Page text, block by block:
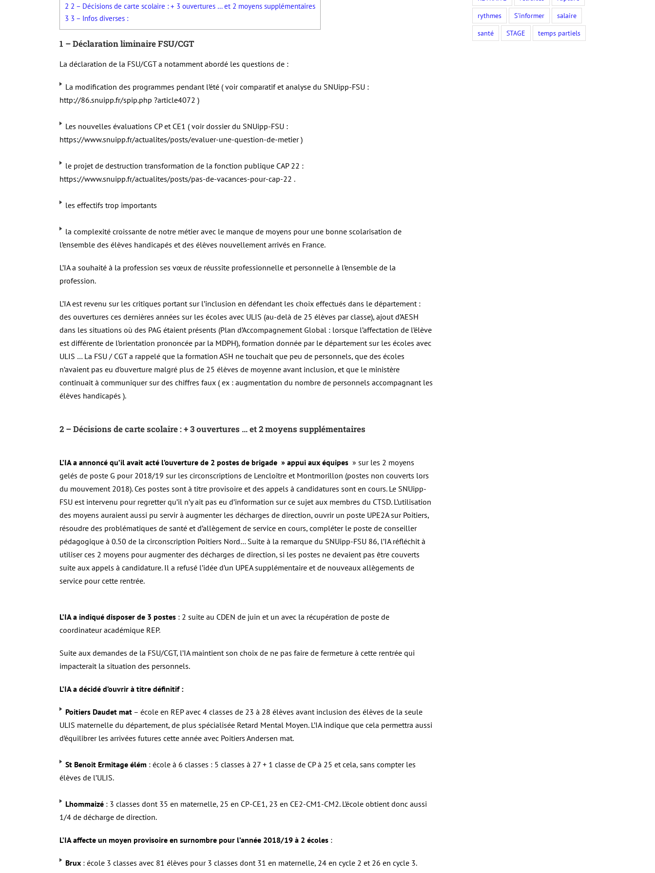
2 2 – Décisions de carte scolaire : + 3 ouvertures … et 2 moyens supplémentaires
3 3 – Infos diverses :
1 – Déclaration liminaire FSU/CGT
La déclaration de la FSU/CGT a notamment abordé les questions de :
La modification des programmes pendant l’été ( voir comparatif et analyse du SNUipp-FSU :
http://86.snuipp.fr/spip.php ?article4072 )
Les nouvelles évaluations CP et CE1 ( voir dossier du SNUipp-FSU :
https://www.snuipp.fr/actualites/posts/evaluer-une-question-de-metier )
le projet de destruction transformation de la fonction publique CAP 22 :
https://www.snuipp.fr/actualites/posts/pas-de-vacances-pour-cap-22 .
les effectifs trop importants
la complexité croissante de notre métier avec le manque de moyens pour une bonne scolarisation de
l’ensemble des élèves handicapés et des élèves nouvellement arrivés en France.
L’IA a souhaité à la profession ses vœux de réussite professionnelle et personnelle à l’ensemble de la
profession.
L’IA est revenu sur les critiques portant sur l’inclusion en défendant les choix effectués dans le département :
des ouvertures ces dernières années sur les écoles avec ULIS (au-delà de 25 élèves par classe), ajout d’AESH
dans les situations où des PAG étaient présents (Plan d’Accompagnement Global : lorsque l’affectation de l’élève
est différente de l’orientation prononcée par la MDPH), formation donnée par le département sur les écoles avec
ULIS … La FSU / CGT a rappelé que la formation ASH ne touchait que peu de personnels, que des écoles
n’avaient pas eu d’ouverture malgré plus de 25 élèves de moyenne avant inclusion, et que le ministère
continuait à communiquer sur des chiffres faux ( ex : augmentation du nombre de personnels accompagnant les
élèves handicapés ).
2 – Décisions de carte scolaire : + 3 ouvertures … et 2 moyens supplémentaires
L’IA a annoncé qu’il avait acté l’ouverture de 2 postes de brigade » appui aux équipes » sur les 2 moyens
gelés de poste G pour 2018/19 sur les circonscriptions de Lencloître et Montmorillon (postes non couverts lors
du mouvement 2018). Ces postes sont à titre provisoire et des appels à candidatures sont en cours. Le SNUipp-
FSU est intervenu pour regretter qu’il n’y ait pas eu d’information sur ce sujet aux membres du CTSD. L’utilisation
des moyens auraient aussi pu servir à augmenter les décharges de direction, ouvrir un poste UPE2A sur Poitiers,
résoudre des problématiques de santé et d’allègement de service en cours, compléter le poste de conseiller
pédagogique à 0.50 de la circonscription Poitiers Nord… Suite à la remarque du SNUipp-FSU 86, l’IA réfléchit à
utiliser ces 2 moyens pour augmenter des décharges de direction, si les postes ne devaient pas être couverts
suite aux appels à candidature. Il a refusé l’idée d’un UPEA supplémentaire et de nouveaux allègements de
service pour cette rentrée.
L’IA a indiqué disposer de 3 postes : 2 suite au CDEN de juin et un avec la récupération de poste de
coordinateur académique REP.
Suite aux demandes de la FSU/CGT, l’IA maintient son choix de ne pas faire de fermeture à cette rentrée qui
impacterait la situation des personnels.
L’IA a décidé d’ouvrir à titre définitif :
Poitiers Daudet mat – école en REP avec 4 classes de 23 à 28 élèves avant inclusion des élèves de la seule
ULIS maternelle du département, de plus spécialisée Retard Mental Moyen. L’IA indique que cela permettra aussi
d’équilibrer les arrivées futures cette année avec Poitiers Andersen mat.
St Benoit Ermitage élém : école à 6 classes : 5 classes à 27 + 1 classe de CP à 25 et cela, sans compter les
élèves de l’ULIS.
Lhommaizé : 3 classes dont 35 en maternelle, 25 en CP-CE1, 23 en CE2-CM1-CM2. L’école obtient donc aussi
1/4 de décharge de direction.
L’IA affecte un moyen provisoire en surnombre pour l’année 2018/19 à 2 écoles :
Brux : école 3 classes avec 81 élèves pour 3 classes dont 31 en maternelle, 24 en cycle 2 et 26 en cycle 3.
rythmes
S'informer
salaire
santé
STAGE temps partiels